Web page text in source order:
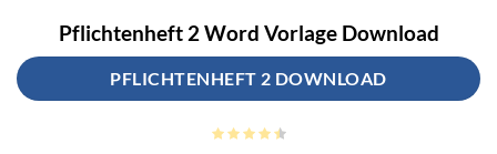
Pflichtenheft 2 Word Vorlage Download
PFLICHTENHEFT 2 DOWNLOAD